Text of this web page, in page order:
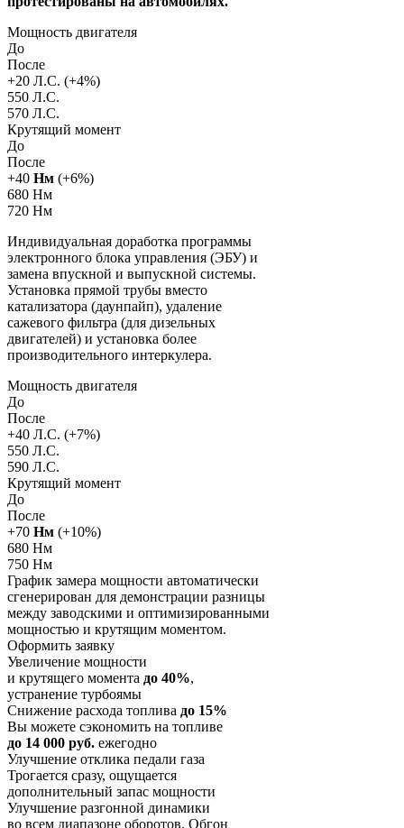
Мощность двигателя
До
После
+20 Л.С. (+4%)
550 Л.С.
570 Л.С.
Крутящий момент
До
После
+40 Нм (+6%)
680 Нм
720 Нм
Индивидуальная доработка программы
электронного блока управления (ЭБУ) и
замена впускной и выпускной системы.
Установка прямой трубы вместо
катализатора (даунпайп), удаление
сажевого фильтра (для дизельных
двигателей) и установка более
производительного интеркулера.
Мощность двигателя
До
После
+40 Л.С. (+7%)
550 Л.С.
590 Л.С.
Крутящий момент
До
После
+70 Нм (+10%)
680 Нм
750 Нм
График замера мощности автоматически
сгенерирован для демонстрации разницы
между заводскими и оптимизированными
мощностью и крутящим моментом.
Оформить заявку
Увеличение мощности
и крутящего момента до 40%,
устранение турбоямы
Снижение расхода топлива до 15%
Вы можете сэкономить на топливе
до 14 000 руб. ежегодно
Улучшение отклика педали газа
Трогается сразу, ощущается
дополнительный запас мощности
Улучшение разгонной динамики
во всем диапазоне оборотов. Обгон